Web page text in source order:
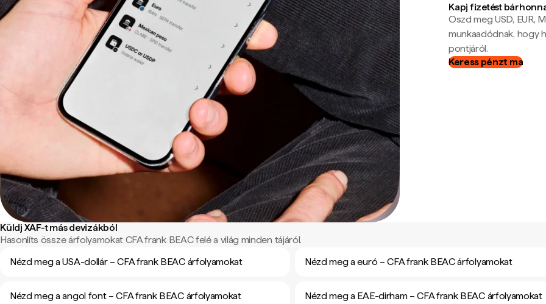
Kapj fizetést
Oszd meg USD, EUR,
munkaadódnak, hogy
pontjáról.
Keress pénzt ma
Küldj XAF-t más devizákból
Hasonlíts össze árfolyamokat CFA frank BEAC felé a világ minden tájáról.
Nézd meg a USA-dollár – CFA frank BEAC árfolyamokat
Nézd meg a euró – CFA frank BEAC árfolyamokat
Nézd meg a angol font – CFA frank BEAC árfolyamokat Nézd meg a EAE-dirham – CFA frank BEAC árfolyamokat